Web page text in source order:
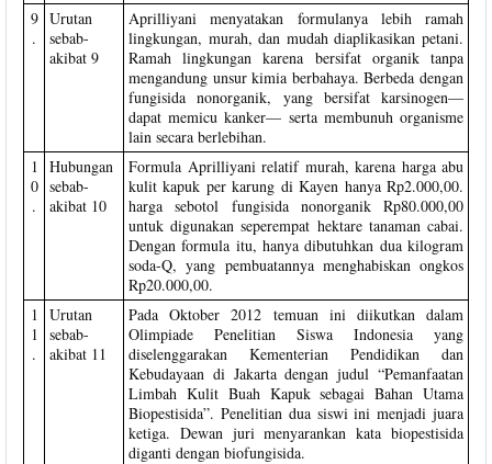
9
.
Urutan
sebab-
akibat 9
Aprilliyani menyatakan formulanya lebih ramah
lingkungan, murah, dan mudah diaplikasikan petani.
Ramah lingkungan karena bersifat organik tanpa
mengandung unsur kimia berbahaya. Berbeda dengan
fungisida nonorganik, yang bersifat karsinogen—
dapat memicu kanker— serta membunuh organisme
lain secara berlebihan.
1
0
.
Hubungan
sebab-
akibat 10
Formula Aprilliyani relatif murah, karena harga abu
kulit kapuk per karung di Kayen hanya Rp2.000,00.
harga sebotol fungisida nonorganik Rp80.000,00
untuk digunakan seperempat hektare tanaman cabai.
Dengan formula itu, hanya dibutuhkan dua kilogram
soda-Q, yang pembuatannya menghabiskan ongkos
Rp20.000,00.
1
1
.
Urutan
sebab-
akibat 11
Pada Oktober 2012 temuan ini diikutkan dalam
Olimpiade Penelitian Siswa Indonesia yang
diselenggarakan Kementerian Pendidikan dan
Kebudayaan di Jakarta dengan judul “Pemanfaatan
Limbah Kulit Buah Kapuk sebagai Bahan Utama
Biopestisida”. Penelitian dua siswi ini menjadi juara
ketiga. Dewan juri menyarankan kata biopestisida
diganti dengan biofungisida.